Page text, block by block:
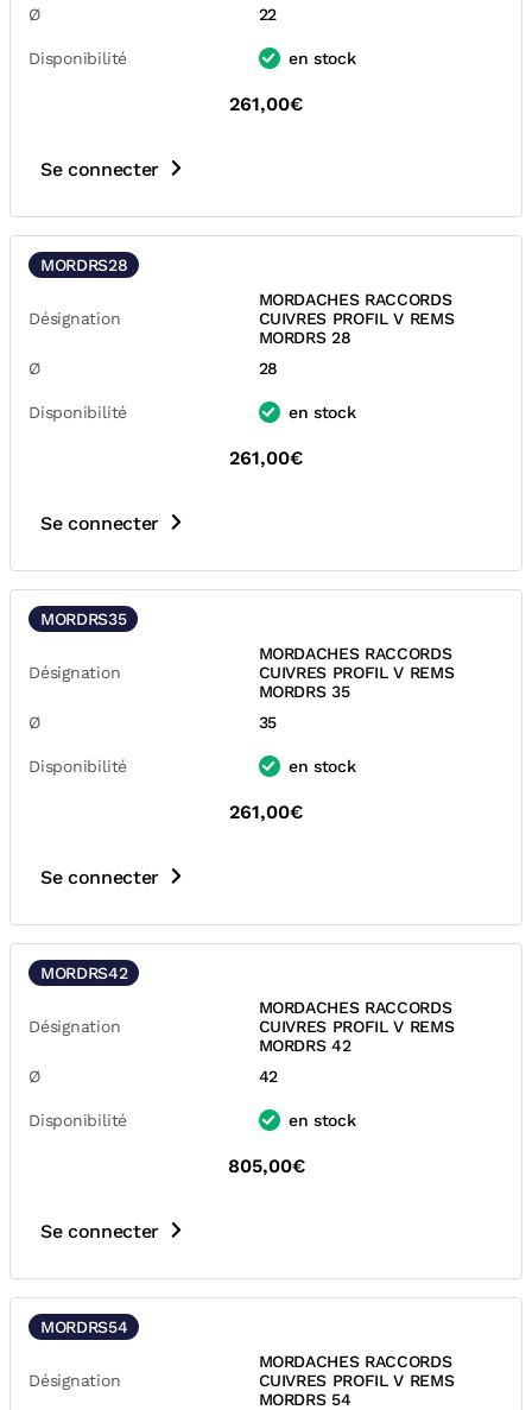
Ø 22
Disponibilité en stock
261,00€
Se connecter
MORDRS28
Désignation
MORDACHES RACCORDS
CUIVRES PROFIL V REMS
MORDRS 28
Ø
28
Disponibilité en stock
261,00€
Se connecter
MORDRS35
Désignation
MORDACHES RACCORDS
CUIVRES PROFIL V REMS
MORDRS 35
Ø
35
Disponibilité en stock
261,00€
Se connecter
MORDRS42
Désignation
MORDACHES RACCORDS
CUIVRES PROFIL V REMS
MORDRS 42
Ø
42
Disponibilité en stock
805,00€
Se connecter
MORDRS54
Désignation
MORDACHES RACCORDS
CUIVRES PROFIL V REMS
MORDRS 54